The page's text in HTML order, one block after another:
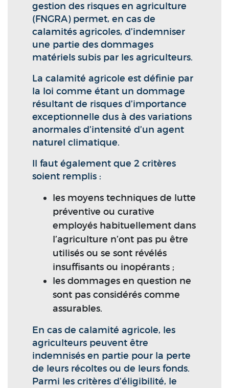
gestion des risques en agriculture
(FNGRA) permet, en cas de
calamités agricoles, d’indemniser
une partie des dommages
matériels subis par les agriculteurs.
La calamité agricole est définie par
la loi comme étant un dommage
résultant de risques d’importance
exceptionnelle dus à des variations
anormales d’intensité d’un agent
naturel climatique.
Il faut également que 2 critères
soient remplis :
les moyens techniques de lutte
préventive ou curative
employés habituellement dans
l’agriculture n’ont pas pu être
utilisés ou se sont révélés
insuffisants ou inopérants ;
les dommages en question ne
sont pas considérés comme
assurables.
En cas de calamité agricole, les
agriculteurs peuvent être
indemnisés en partie pour la perte
de leurs récoltes ou de leurs fonds.
Parmi les critères d’éligibilité, le